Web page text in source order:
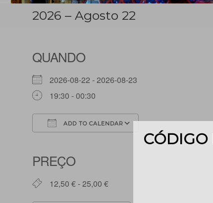
2026 – Agosto 22
QUANDO
2026-08-22 - 2026-08-23
19:30 - 00:30
ADD TO CALENDAR
Google Calendar
PREÇO
12,50 € - 25,00 €
CÓDIGO